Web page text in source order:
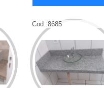
Cod.:8685